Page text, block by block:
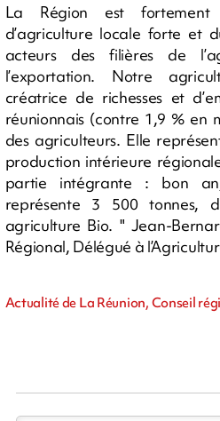
La Région est
d’agriculture locale forte et
acteurs des filières de
l’exportation. Notre
créatrice de richesses et
réunionnais (contre 1,9 % en
des agriculteurs. Elle
production intérieure
partie intégrante : bon
représente 3 500 tonnes,
agriculture Bio. " Jean-
Régional, Délégué à
Actualité de La Réunion, Conseil